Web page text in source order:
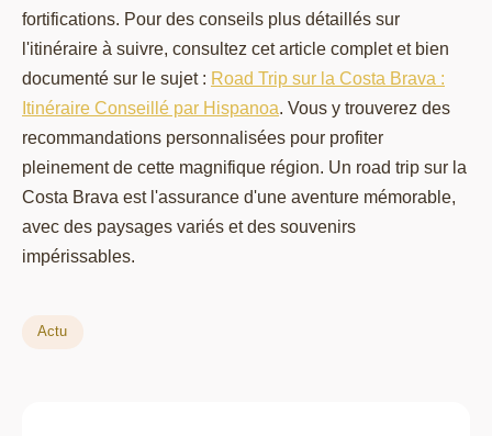
fortifications. Pour des conseils plus détaillés sur
l'itinéraire à suivre, consultez cet article complet et bien
documenté sur le sujet : Road Trip sur la Costa Brava :
Itinéraire Conseillé par Hispanoa. Vous y trouverez des
recommandations personnalisées pour profiter
pleinement de cette magnifique région. Un road trip sur la
Costa Brava est l'assurance d'une aventure mémorable,
avec des paysages variés et des souvenirs
impérissables.
Actu